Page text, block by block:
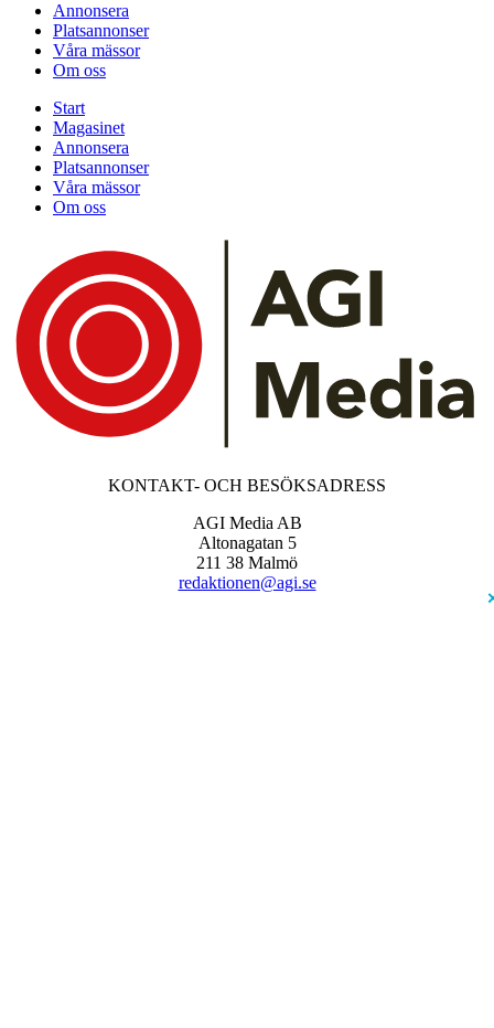
Annonsera
Platsannonser
Våra mässor
Om oss
Start
Magasinet
Annonsera
Platsannonser
Våra mässor
Om oss
KONTAKT- OCH BESÖKSADRESS
AGI Media AB
Altonagatan 5
211 38 Malmö
redaktionen@agi.se